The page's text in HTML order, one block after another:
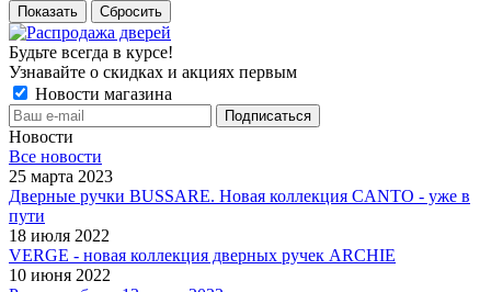
Сбросить
Будьте всегда в курсе!
Узнавайте о скидках и акциях первым
Новости магазина
Новости
Все новости
25 марта 2023
Дверные ручки BUSSARE. Новая коллекция CANTO - уже в
пути
18 июля 2022
VERGE - новая коллекция дверных ручек ARCHIE
10 июня 2022